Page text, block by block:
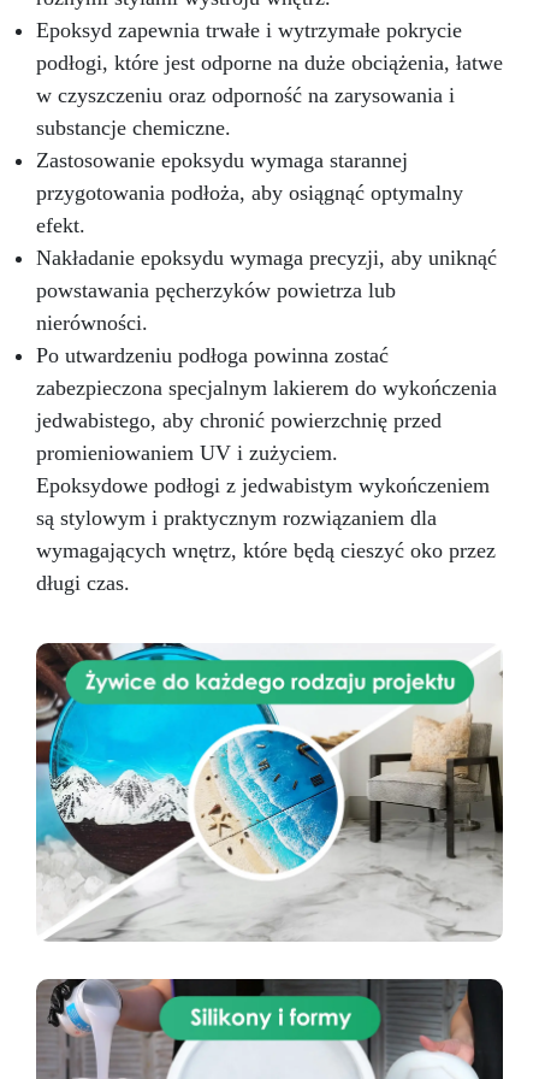
codziennym wyzwaniom z wyrafinowanym
stylem.
Epoksyd zapewnia trwałe i wytrzymałe pokrycie
podłogi, które jest odporne na duże obciążenia, łatwe
w czyszczeniu oraz odporność na zarysowania i
substancje chemiczne.
Zastosowanie epoksydu wymaga starannej
przygotowania podłoża, aby osiągnąć optymalny
efekt.
Nakładanie epoksydu wymaga precyzji, aby uniknąć
powstawania pęcherzyków powietrza lub
nierówności.
Po utwardzeniu podłoga powinna zostać
zabezpieczona specjalnym lakierem do wykończenia
jedwabistego, aby chronić powierzchnię przed
promieniowaniem UV i zużyciem.
Epoksydowe podłogi z jedwabistym wykończeniem
są stylowym i praktycznym rozwiązaniem dla
wymagających wnętrz, które będą cieszyć oko przez
długi czas.